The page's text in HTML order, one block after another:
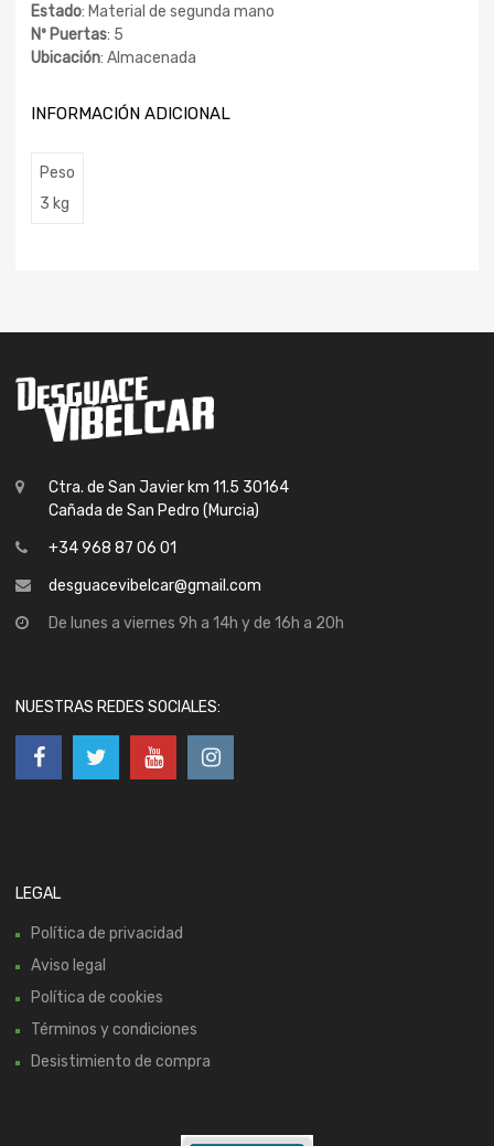
Estado: Material de segunda mano
Nº Puertas: 5
Ubicación: Almacenada
INFORMACIÓN ADICIONAL
Peso
3 kg
Ctra. de San Javier km 11.5 30164
Cañada de San Pedro (Murcia)
+34 968 87 06 01
desguacevibelcar@gmail.com
De lunes a viernes 9h a 14h y de 16h a 20h
NUESTRAS REDES SOCIALES:
LEGAL
Política de privacidad
Aviso legal
Política de cookies
Términos y condiciones
Desistimiento de compra